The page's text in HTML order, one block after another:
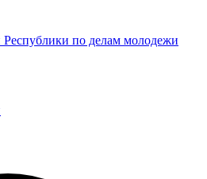
по делам молодежи